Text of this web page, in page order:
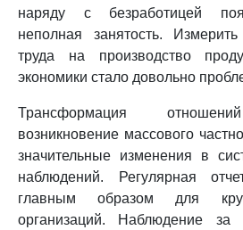
наряду с безработицей
неполная занятость.
труда на производство
экономики стало довольно
Трансформация
возникновение массового
значительные изменения в
наблюдений. Регулярная
главным образом для
организаций. Наблюдение за